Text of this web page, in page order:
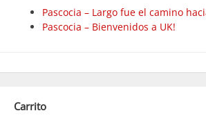
Pascocia – Largo fue el camino
Pascocia – Bienvenidos a UK!
Carrito